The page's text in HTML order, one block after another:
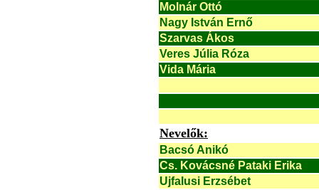
Molnár Ottó
Nagy István Ernő
Szarvas Ákos
Veres Júlia Róza
Vida Mária
Nevelők:
Bacsó Anikó
Cs. Kovácsné Pataki Erika
Ujfalusi Erzsébet